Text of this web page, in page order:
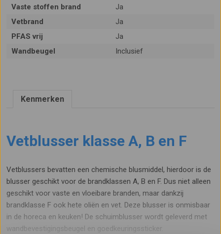
Vaste stoffen brand
Ja
Vetbrand
Ja
PFAS vrij
Ja
Wandbeugel
Inclusief
Kenmerken
Vetblusser klasse A, B en F
Vetblussers bevatten een chemische blusmiddel, hierdoor is de
blusser geschikt voor de brandklassen A, B en F. Dus niet alleen
geschikt voor vaste en vloeibare branden, maar dankzij
brandklasse F ook hete oliën en vet. Deze blusser is onmisbaar
in de horeca en keuken! De schuimblusser wordt geleverd met
wandbevestigingsbeugel en goedkeuringssticker.